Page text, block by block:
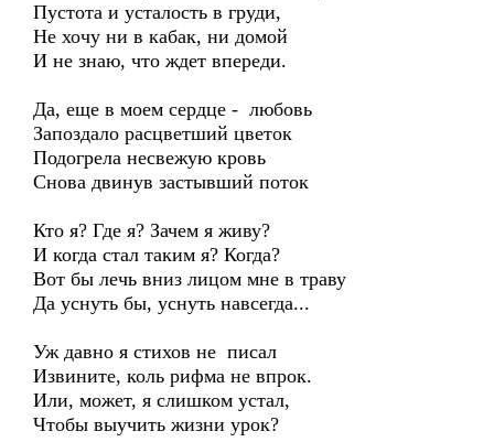
Пустота и усталость в груди,
Не хочу ни в кабак, ни домой
И не знаю, что ждет впереди.
Да, еще в моем сердце - любовь
Запоздало расцветший цветок
Подогрела несвежую кровь
Снова двинув застывший поток
Кто я? Где я? Зачем я живу?
И когда стал таким я? Когда?
Вот бы лечь вниз лицом мне в траву
Да уснуть бы, уснуть навсегда...
Уж давно я стихов не писал
Извините, коль рифма не впрок.
Или, может, я слишком устал,
Чтобы выучить жизни урок?